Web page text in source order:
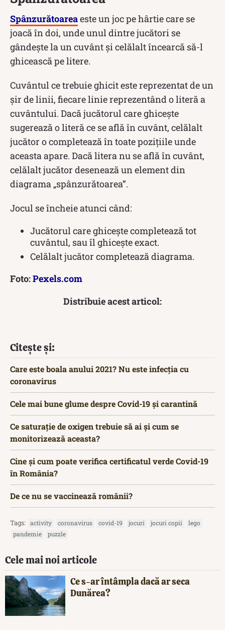
Spânzurătoareaeste un joc pe hârtie care se
joacă în doi, unde unul dintre jucători se
gândeşte la un cuvânt şi celălalt încearcă să-l
ghicească pe litere.
Cuvântul ce trebuie ghicit este reprezentat de un
șir de linii, fiecare linie reprezentând o literă a
cuvântului. Dacă jucătorul care ghicește
sugerează o literă ce se află în cuvânt, celălalt
jucător o completează în toate pozițiile unde
aceasta apare. Dacă litera nu se află în cuvânt,
celălalt jucător desenează un element din
diagrama „spânzurătoarea”.
Jocul se încheie atunci când:
Jucătorul care ghicește completează tot
cuvântul, sau îl ghicește exact.
Celălalt jucător completează diagrama.
Foto:Pexels.com
Distribuie acest articol:
Citește și:
Care este boala anului 2021? Nu este infecția cu
coronavirus
Cele mai bune glume despre Covid-19 și carantină
Ce saturație de oxigen trebuie să ai și cum se
monitorizează aceasta?
Cine și cum poate verifica certificatul verde Covid-19
în România?
De ce nu se vaccinează românii?
Tags: activity coronavirus covid-19 jocuri jocuri copii
lego
pandemie
puzzle
Cele mai noi articole
Ce s-ar întâmpla dacă ar seca
Dunărea?